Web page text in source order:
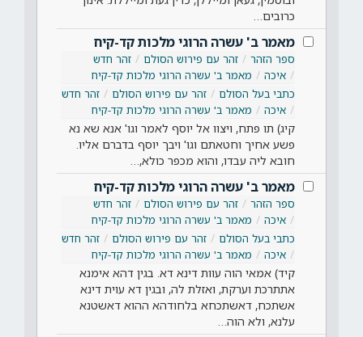
כרובים…
מאמר ב' עשרה הרוגי מלכות קד-קיח
ספר הזהר זהר עם פירוש הסולם
זהר חדש
איכה
מאמר ב' עשרה הרוגי מלכות קד-קיח
כתבי בעל הסולם
זהר עם פירוש הסולם
זהר חדש
איכה
מאמר ב' עשרה הרוגי מלכות קד-קיח
קיג) תו פתח, ויצוו אל יוסף לאמר וגו' אנא שא נא
פשע אחיך וחטאתם וגו' ויבך יוסף בדברם אליו.
חובא ליה עבדו, והוא מכפר כולא,…
מאמר ב' עשרה הרוגי מלכות קד-קיח
ספר הזהר זהר עם פירוש הסולם
זהר חדש
איכה
מאמר ב' עשרה הרוגי מלכות קד-קיח
כתבי בעל הסולם
זהר עם פירוש הסולם
זהר חדש
איכה
מאמר ב' עשרה הרוגי מלכות קד-קיח
קיד) אמאי הוה עוות דינא דא. בגין דהא אימנא
אתתרכת וערקת, ואזלת לה, ובגין דא עוית דינא
אשתכח, דאשתכחא בלחודהא ההוא דאשטנא
עלנא, ולא הוה…